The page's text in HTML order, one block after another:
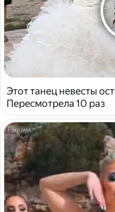
Этот танец невесты
Пересмотрела 10 раз